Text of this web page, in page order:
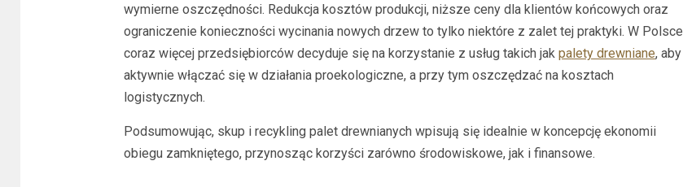
wymierne oszczędności. Redukcja kosztów produkcji, niższe ceny dla klientów końcowych oraz
ograniczenie konieczności wycinania nowych drzew to tylko niektóre z zalet tej praktyki. W Polsce
coraz więcej przedsiębiorców decyduje się na korzystanie z usług takich jak palety drewniane, aby
aktywnie włączać się w działania proekologiczne, a przy tym oszczędzać na kosztach
logistycznych.
Podsumowując, skup i recykling palet drewnianych wpisują się idealnie w koncepcję ekonomii
obiegu zamkniętego, przynosząc korzyści zarówno środowiskowe, jak i finansowe.